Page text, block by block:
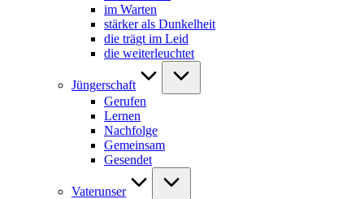
im Warten
stärker als Dunkelheit
die trägt im Leid
die weiterleuchtet
Jüngerschaft
Gerufen
Lernen
Nachfolge
Gemeinsam
Gesendet
Vaterunser